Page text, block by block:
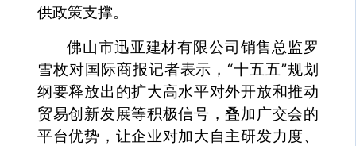
供政策支撑。
佛山市迅亚建材有限公司销售总监罗
雪枚对国际商报记者表示，“十五五”规划
纲要释放出的扩大高水平对外开放和推动
贸易创新发展等积极信号，叠加广交会的
平台优势，让企业对加大自主研发力度、